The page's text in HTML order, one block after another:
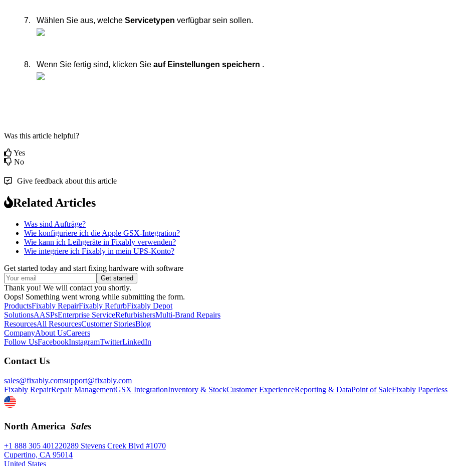
Wählen Sie aus, welche Servicetypen verfügbar sein sollen.
Wenn Sie fertig sind, klicken Sie auf Einstellungen speichern .
Was this article helpful?
Yes
No
Give feedback about this article
Related Articles
Was sind Aufträge?
Wie konfiguriere ich die Apple GSX-Integration?
Wie kann ich Leihgeräte in Fixably verwenden?
Wie integriere ich Fixably in mein UPS-Konto?
Get started today and start fixing hardware with software
Thank you! We will contact you shortly.
Oops! Something went wrong while submitting the form.
ProductsFixably RepairFixably RefurbFixably Depot
SolutionsAASPsEnterprise ServiceRefurbishersMulti-Brand Repairs
ResourcesAll ResourcesCustomer StoriesBlog
CompanyAbout UsCareers
Follow UsFacebookInstagramTwitterLinkedIn
Contact Us
sales@fixably.comsupport@fixably.com
Fixably RepairRepair ManagementGSX IntegrationInventory & StockCustomer ExperienceReporting & DataPoint of SaleFixably Paperless
North America Sales
+1 888 305 401220289 Stevens Creek Blvd #1070
Cupertino, CA 95014
United States